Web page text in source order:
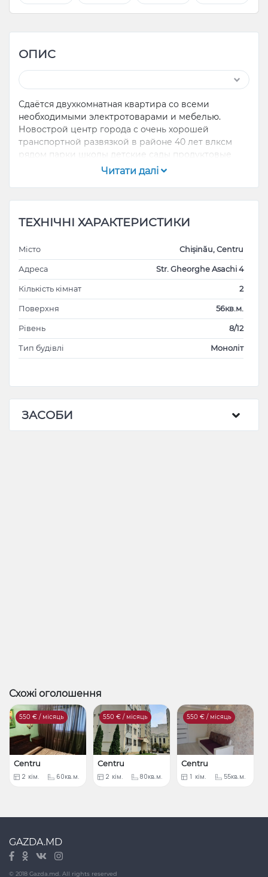
ОПИС
Сдаётся двухкомнатная квартира со всеми
необходимыми электротоварами и мебелью.
Новострой центр города с очень хорошей
транспортной развязкой в районе 40 лет влксм
рядом парки школы детские сады продуктовые
магазины торо центр.Читати далі
ТЕХНІЧНІ ХАРАКТЕРИСТИКИ
Місто Chișinău, Centru
Адреса Str. Gheorghe Asachi 4
Кількість кімнат 2
Поверхня 56кв.м.
Рівень 8/12
Тип будівлі Моноліт
ЗАСОБИ
Схожі оголошення
550 € / місяць
Centru
2 кім. 60кв.м.
550 € / місяць
Centru
2 кім. 80кв.м.
550 € / місяць
Centru
1 кім. 55кв.м.
GAZDA.MD
© 2018 Gazda.md. All rights reserved